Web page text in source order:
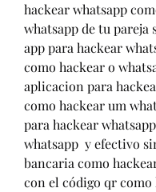
hackear whatsapp
whatsapp de tu pareja
app para hackear
como hackear o
aplicacion para
como hackear um
para hackear
whatsapp  y efectivo
bancaria como
con el código qr como